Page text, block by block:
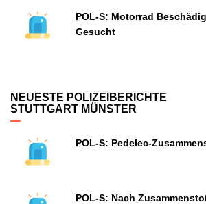
POL-S: Motorrad
Gesucht
NEUESTE POLIZEIBERICHTE
STUTTGART MÜNSTER
POL-S: Pedelec-
POL-S: Nach